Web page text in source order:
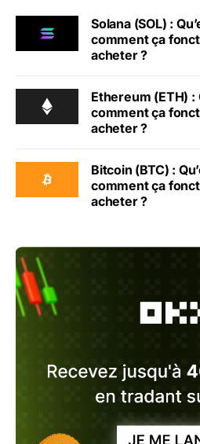
Solana (SOL) :
comment ça
acheter ?
Ethereum (ETH) :
comment ça
acheter ?
Bitcoin (BTC) :
comment ça
acheter ?